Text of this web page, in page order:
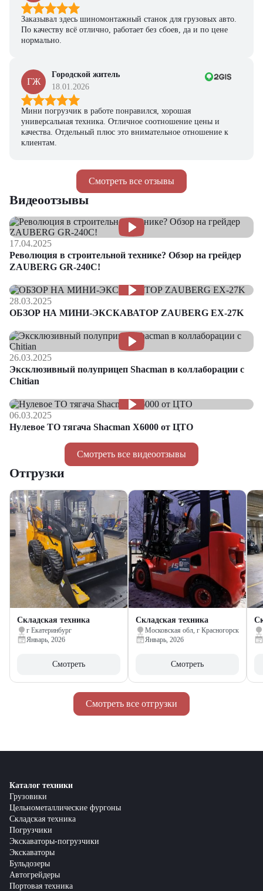
Смотреть все отзывы
Заказывал здесь шиномонтажный станок для грузовых авто.
По качеству всё отлично, работает без сбоев, да и по цене
нормально.
ГЖ
Городской житель
18.01.2026
Мини погрузчик в работе понравился, хорошая
универсальная техника. Отличное соотношение цены и
качества. Отдельный плюс это внимательное отношение к
клиентам.
Смотреть все видеоотзывы
Видеоотзывы
17.04.2025
Революция в строительной технике? Обзор на грейдер
ZAUBERG GR-240C!
28.03.2025
ОБЗОР НА МИНИ-ЭКСКАВАТОР ZAUBERG EX-27K
26.03.2025
Эксклюзивный полуприцеп Shacman в коллаборации с
Chitian
06.03.2025
Нулевое ТО тягача Shacman Х6000 от ЦТО
Смотреть все отгрузки
Отгрузки
Складская техника
г Екатеринбург
Январь, 2026
Смотреть
Складская техника
Московская обл, г Красногорск
Январь, 2026
Смотреть
Каталог техники
Грузовики
Цельнометаллические фургоны
Складская техника
Погрузчики
Экскаваторы-погрузчики
Экскаваторы
Бульдозеры
Автогрейдеры
Портовая техника